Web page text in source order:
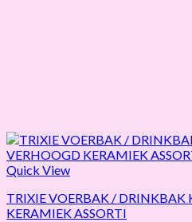
Quick View
TRIXIE VOERBAK /
KERAMIEK ASSORTI